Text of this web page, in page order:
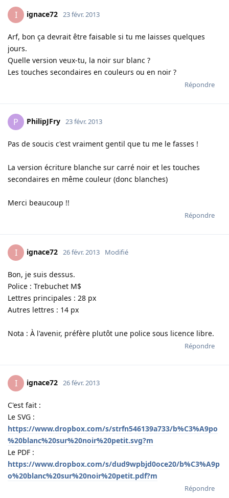
I ignace72 23 févr. 2013
Arf, bon ça devrait être faisable si tu me laisses quelques
jours.
Quelle version veux-tu, la noir sur blanc ?
Les touches secondaires en couleurs ou en noir ?
Répondre
P PhilipJFry 23 févr. 2013
Pas de soucis c'est vraiment gentil que tu me le fasses !
La version écriture blanche sur carré noir et les touches
secondaires en même couleur (donc blanches)
Merci beaucoup !!
Répondre
I ignace72 26 févr. 2013 Modifié
Bon, je suis dessus.
Police : Trebuchet M$
Lettres principales : 28 px
Autres lettres : 14 px
Nota : À l'avenir, préfère plutôt une police sous licence libre.
Répondre
I ignace72 26 févr. 2013
C'est fait :
Le SVG :
https://www.dropbox.com/s/strfn546139a733/b%C3%A9po
%20blanc%20sur%20noir%20petit.svg?m
Le PDF :
https://www.dropbox.com/s/dud9wpbjd0oce20/b%C3%A9p
o%20blanc%20sur%20noir%20petit.pdf?m
Répondre